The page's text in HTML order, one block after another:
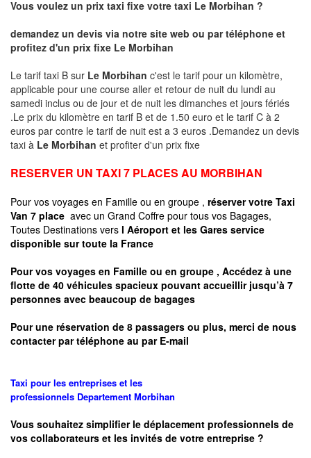
Vous voulez un prix taxi fixe votre taxi Le Morbihan ?
demandez un devis via notre site web ou par téléphone et
profitez d'un prix fixe Le Morbihan
Le tarif taxi B sur Le Morbihan c'est le tarif pour un kilomètre,
applicable pour une course aller et retour de nuit du lundi au
samedi inclus ou de jour et de nuit les dimanches et jours fériés
.Le prix du kilomètre en tarif B et de 1.50 euro et le tarif C à 2
euros par contre le tarif de nuit est a 3 euros .Demandez un devis
taxi à Le Morbihan et profiter d'un prix fixe
RESERVER UN TAXI 7 PLACES AU MORBIHAN
Pour vos voyages en Famille ou en groupe , réserver votre Taxi
Van 7 place avec un Grand Coffre pour tous vos Bagages,
Toutes Destinations vers l Aéroport et les Gares service
disponible sur toute la France
Pour vos voyages en Famille ou en groupe , Accédez à une
flotte de 40 véhicules spacieux pouvant accueillir jusqu’à 7
personnes avec beaucoup de bagages
Pour une réservation de 8 passagers ou plus, merci de nous
contacter par téléphone au par E-mail
Taxi pour les entreprises et les
professionnels Departement Morbihan
Vous souhaitez simplifier le déplacement professionnels de
vos collaborateurs et les invités de votre entreprise ?